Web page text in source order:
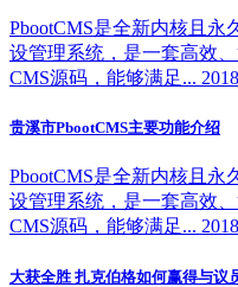
PbootCMS是全新内核且永
设管理系统，是一套高效
CMS源码，能够满足...
贵溪市PbootCMS主要功能介绍
PbootCMS是全新内核且永
设管理系统，是一套高效
CMS源码，能够满足...
大获全胜 扎克伯格如何赢得与议